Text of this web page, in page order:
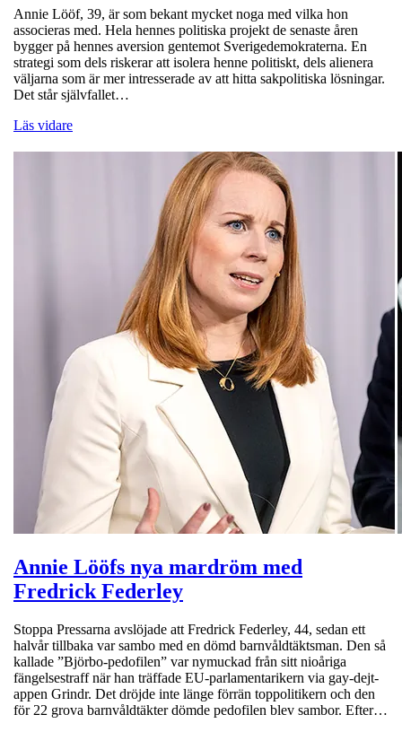
Annie Lööf, 39, är som bekant mycket noga med vilka hon
associeras med. Hela hennes politiska projekt de senaste åren
bygger på hennes aversion gentemot Sverigedemokraterna. En
strategi som dels riskerar att isolera henne politiskt, dels alienera
väljarna som är mer intresserade av att hitta sakpolitiska lösningar.
Det står självfallet…
Läs vidare
Annie Lööfs nya mardröm med
Fredrick Federley
Stoppa Pressarna avslöjade att Fredrick Federley, 44, sedan ett
halvår tillbaka var sambo med en dömd barnvåldtäktsman. Den så
kallade ”Björbo-pedofilen” var nymuckad från sitt nioåriga
fängelsestraff när han träffade EU-parlamentarikern via gay-dejt-
appen Grindr. Det dröjde inte länge förrän toppolitikern och den
för 22 grova barnvåldtäkter dömde pedofilen blev sambor. Efter…